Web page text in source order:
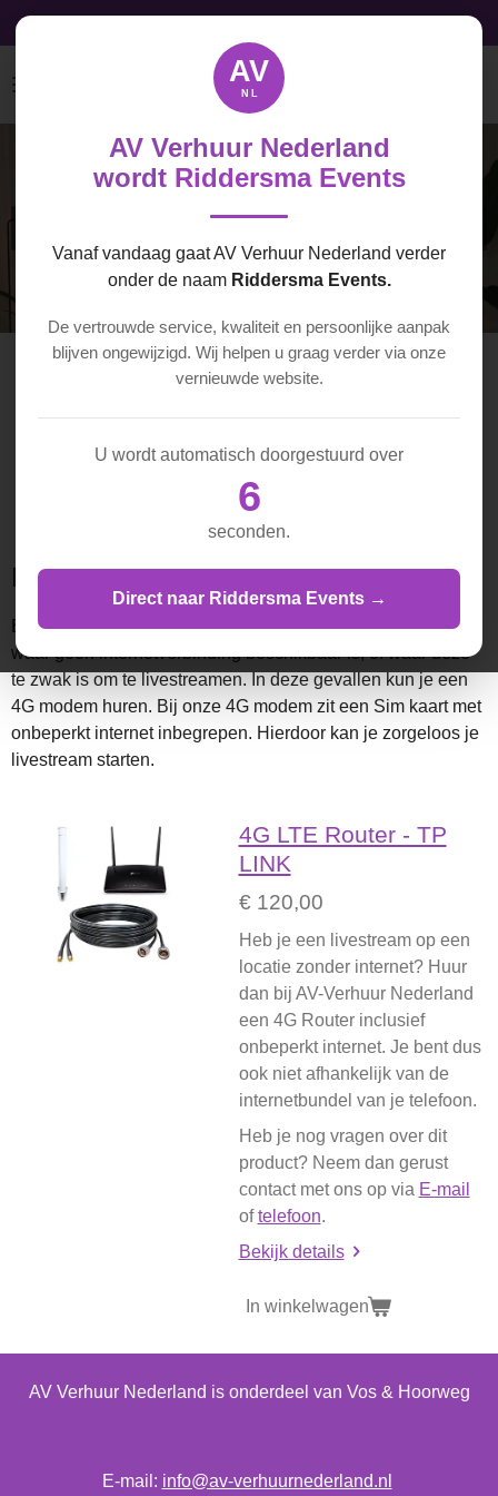
AV
NL
AV Verhuur Nederland
wordt Riddersma Events
Vanaf vandaag gaat AV Verhuur Nederland verder
onder de naam Riddersma Events.
De vertrouwde service, kwaliteit en persoonlijke aanpak
blijven ongewijzigd. Wij helpen u graag verder via onze
vernieuwde website.
U wordt automatisch doorgestuurd over
6
seconden.
Direct naar Riddersma Events →
Ga
direct
naar
hoofdinhoud
Een 4G Modem huren
Bij het livestreamen kom je wel eens op locaties terecht
waar geen internetverbinding beschikbaar is, of waar deze
te zwak is om te livestreamen. In deze gevallen kun je een
4G modem huren. Bij onze 4G modem zit een Sim kaart met
onbeperkt internet inbegrepen. Hierdoor kan je zorgeloos je
livestream starten.
4G LTE Router - TP
LINK
€ 120,00
Heb je een livestream op een
locatie zonder internet? Huur
dan bij AV-Verhuur Nederland
een 4G Router inclusief
onbeperkt internet. Je bent dus
ook niet afhankelijk van de
internetbundel van je telefoon.
Heb je nog vragen over dit
product? Neem dan gerust
contact met ons op via E-mail
oftelefoon.
Bekijk details
In winkelwagen
AV Verhuur Nederland is onderdeel van Vos & Hoorweg
E-mail: info@av-verhuurnederland.nl